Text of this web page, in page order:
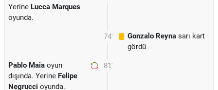
Yerine Lucca Marques
oyunda.
74' Gonzalo Reyna sarı kart
gördü
81'
Pablo Maia oyun
dışında. Yerine Felipe
Negrucci oyunda.